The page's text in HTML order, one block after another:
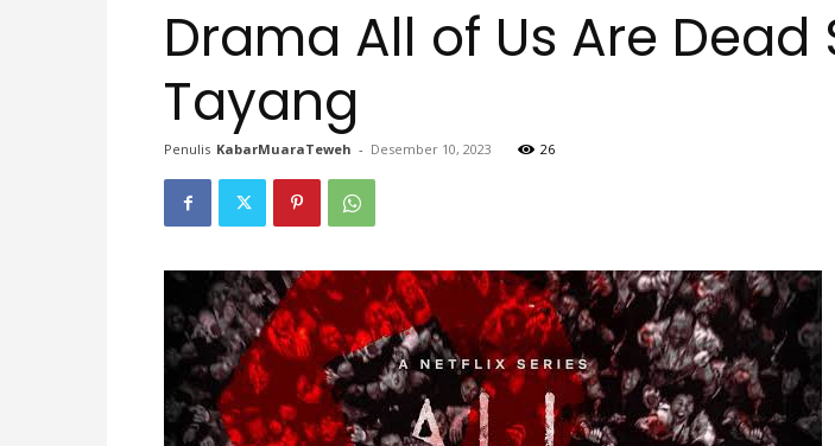
Drama All of Us Are
Tayang
Penulis KabarMuaraTeweh - Desember 10, 2023 26